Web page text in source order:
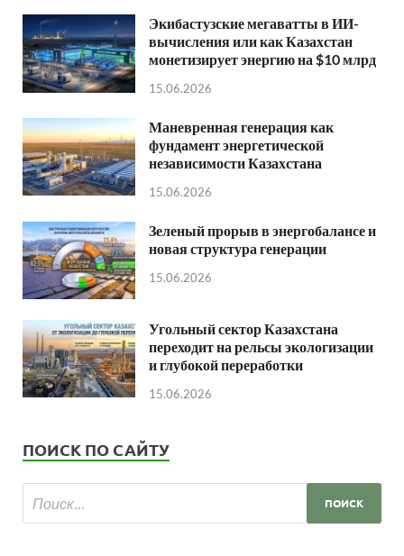
Экибастузские мегаватты в ИИ-
вычисления или как Казахстан
монетизирует энергию на $10 млрд
15.06.2026
Маневренная генерация как
фундамент энергетической
независимости Казахстана
15.06.2026
Зеленый прорыв в энергобалансе и
новая структура генерации
15.06.2026
Угольный сектор Казахстана
переходит на рельсы экологизации
и глубокой переработки
15.06.2026
ПОИСК ПО САЙТУ